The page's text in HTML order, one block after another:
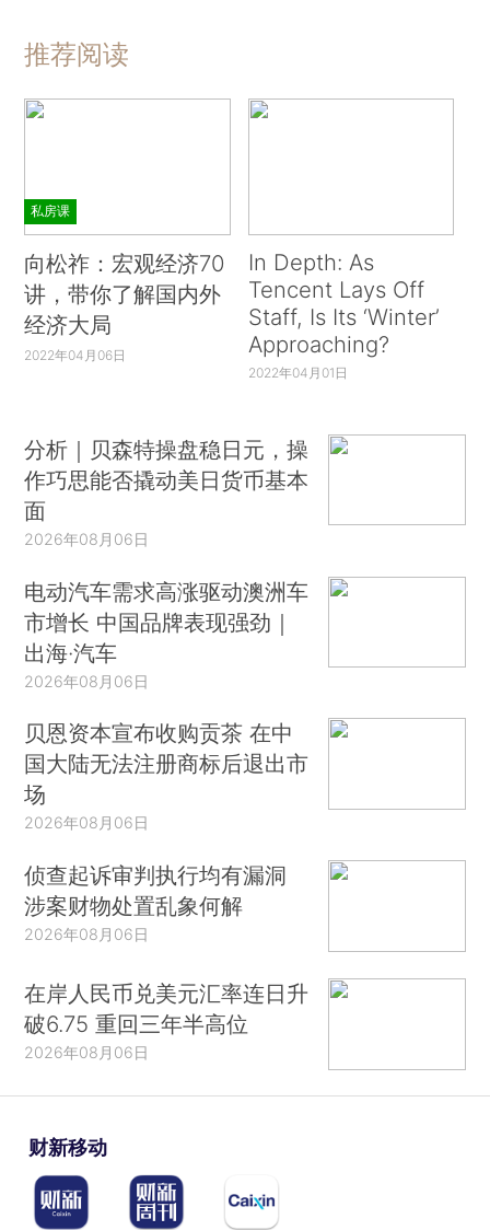
推荐阅读
私房课
向松祚：宏观经济70
讲，带你了解国内外
经济大局
2022年04月06日
In Depth: As
Tencent Lays Off
Staff, Is Its ‘Winter’
Approaching?
2022年04月01日
分析｜贝森特操盘稳日元，操
作巧思能否撬动美日货币基本
面
2026年08月06日
电动汽车需求高涨驱动澳洲车
市增长 中国品牌表现强劲｜
出海·汽车
2026年08月06日
贝恩资本宣布收购贡茶 在中
国大陆无法注册商标后退出市
场
2026年08月06日
侦查起诉审判执行均有漏洞
涉案财物处置乱象何解
2026年08月06日
在岸人民币兑美元汇率连日升
破6.75 重回三年半高位
2026年08月06日
财新移动